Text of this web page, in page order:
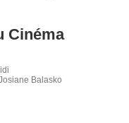
Cinéma
Balasko